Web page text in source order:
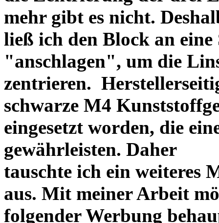
mehr gibt es nicht.
ließ ich den Block an eine
"anschlagen", um die
zentrieren.
schwarze M4
eingesetzt worden, die
gewährleisten. Daher
tauschte ich ein weiteres
aus. Mit meiner Arbeit
folgender Werbung